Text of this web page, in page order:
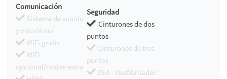
Comunicación
Sistema de sonido
y micrófono
WiFi gratis
WIFI
opcional/costes extra
Seguridad
Cinturones de dos
puntos
Cinturones de tres
puntos
DEA - Desfibrilador